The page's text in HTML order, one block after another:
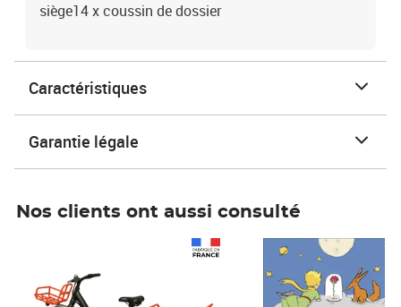
siège14 x coussin de dossier
Caractéristiques
Garantie légale
Nos clients ont aussi consulté
Prix 7,50€